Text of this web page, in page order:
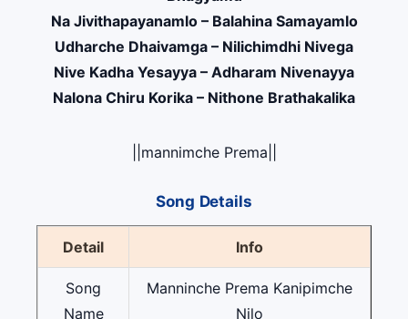
Na Jivithapayanamlo – Balahina Samayamlo
Udharche Dhaivamga – Nilichimdhi Nivega
Nive Kadha Yesayya – Adharam Nivenayya
Nalona Chiru Korika – Nithone Brathakalika
||mannimche Prema||
Song Details
Detail Info
Song
Name
Manninche Prema Kanipimche
Nilo